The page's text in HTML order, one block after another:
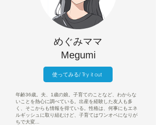
​めぐみママ
Megumi
使ってみる/ Try it out
年齢36歳。夫、1歳の娘。子育てのことなど、わからな
いことを熱心に調べている。出産を経験した友人も多
く、そこからも情報を得ている。性格は、何事にもエネ
ルギッシュに取り組むけど、子育てはワンオペになりが
ちで大変...